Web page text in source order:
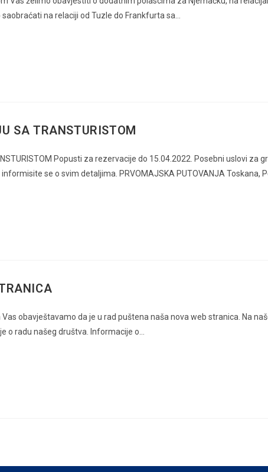
na relaciji od Tuzle do Frankfurta sa…
SA TRANSTURISTOM
Popusti za rezervacije do 15.04.2022. Posebni uslovi za
se o svim detaljima. PRVOMAJSKA PUTOVANJA Toskana,
obavještavamo da je u rad puštena naša nova web stranica. Na
o radu našeg društva. Informacije o…